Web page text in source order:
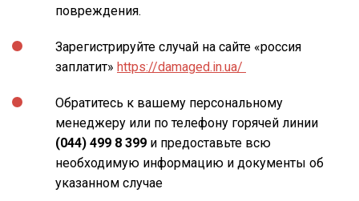
повреждения.
Зарегистрируйте случай на сайте «россия
заплатит» https://damaged.in.ua/
Обратитесь к вашему персональному
менеджеру или по телефону горячей линии
(044) 499 8 399 и предоставьте всю
необходимую информацию и документы об
указанном случае